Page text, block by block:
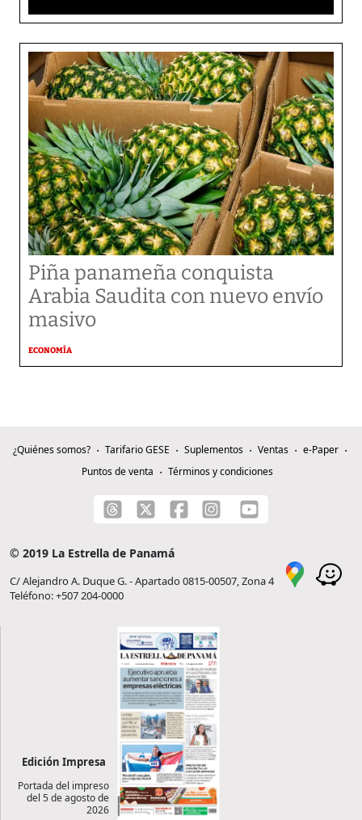
Piña panameña conquista
Arabia Saudita con nuevo envío
masivo
ECONOMÍA
¿Quiénes somos? Tarifario GESE Suplementos Ventas
e-Paper
Puntos de venta
Términos y condiciones
© 2019 La Estrella de Panamá
C/ Alejandro A. Duque G. - Apartado 0815-00507, Zona 4
Teléfono: +507 204-0000
Edición Impresa
Portada del impreso
del 5 de agosto de
2026